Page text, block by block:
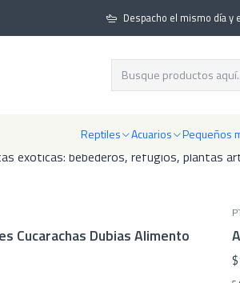
Reptiles Acuarios Pequeños
Despacho el mismo día
exóticas: bebederos, refugios, plantas
Cucarachas Dubias Alimento